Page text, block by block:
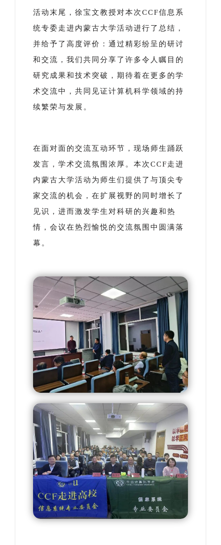
活动末尾，徐宝文教授对本次CCF信息系
统专委走进内蒙古大学活动进行了总结，
并给予了高度评价：通过精彩纷呈的研讨
和交流，我们共同分享了许多令人瞩目的
研究成果和技术突破，期待着在更多的学
术交流中，共同见证计算机科学领域的持
续繁荣与发展。
在面对面的交流互动环节，现场师生踊跃
发言，学术交流氛围浓厚。本次CCF走进
内蒙古大学活动为师生们提供了与顶尖专
家交流的机会，在扩展视野的同时增长了
见识，进而激发学生对科研的兴趣和热
情，会议在热烈愉悦的交流氛围中圆满落
幕。